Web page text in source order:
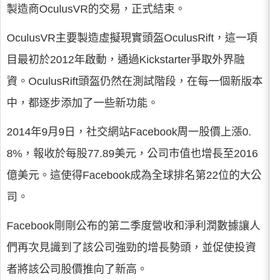
製造商OculusVR的交易，正式結束。
OculusVR主要製造虛擬現實頭盔OculusRift，這一項
目最初於2012年啟動，通過Kickstarter爭取外界融
資。OculusRift頭盔仍然在測試階段，在每一個新版本
中，都逐步添加了一些新功能。
2014年9月9日，社交網站Facebook周一股價上漲0.
8%，報收於每股77.89美元，公司市值也增長至2016
億美元。這使得Facebook成為全球排名第22位的大公
司。
Facebook剛剛公布的第二季度營收和淨利潤數據讓人
們再次見識到了該公司強勁的增長勢頭，並促使投資
者將該公司股價推向了新高。